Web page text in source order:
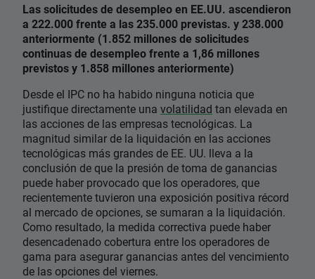
Las solicitudes de desempleo en EE.UU. ascendieron
a 222.000 frente a las 235.000 previstas. y 238.000
anteriormente (1.852 millones de solicitudes
continuas de desempleo frente a 1,86 millones
previstos y 1.858 millones anteriormente)
Desde el IPC no ha habido ninguna noticia que
justifique directamente una volatilidad tan elevada en
las acciones de las empresas tecnológicas. La
magnitud similar de la liquidación en las acciones
tecnológicas más grandes de EE. UU. lleva a la
conclusión de que la presión de toma de ganancias
puede haber provocado que los operadores, que
recientemente tuvieron una exposición positiva récord
al mercado de opciones, se sumaran a la liquidación.
Como resultado, la medida correctiva puede haber
desencadenado cobertura entre los operadores de
gama para asegurar ganancias antes del vencimiento
de las opciones del viernes.